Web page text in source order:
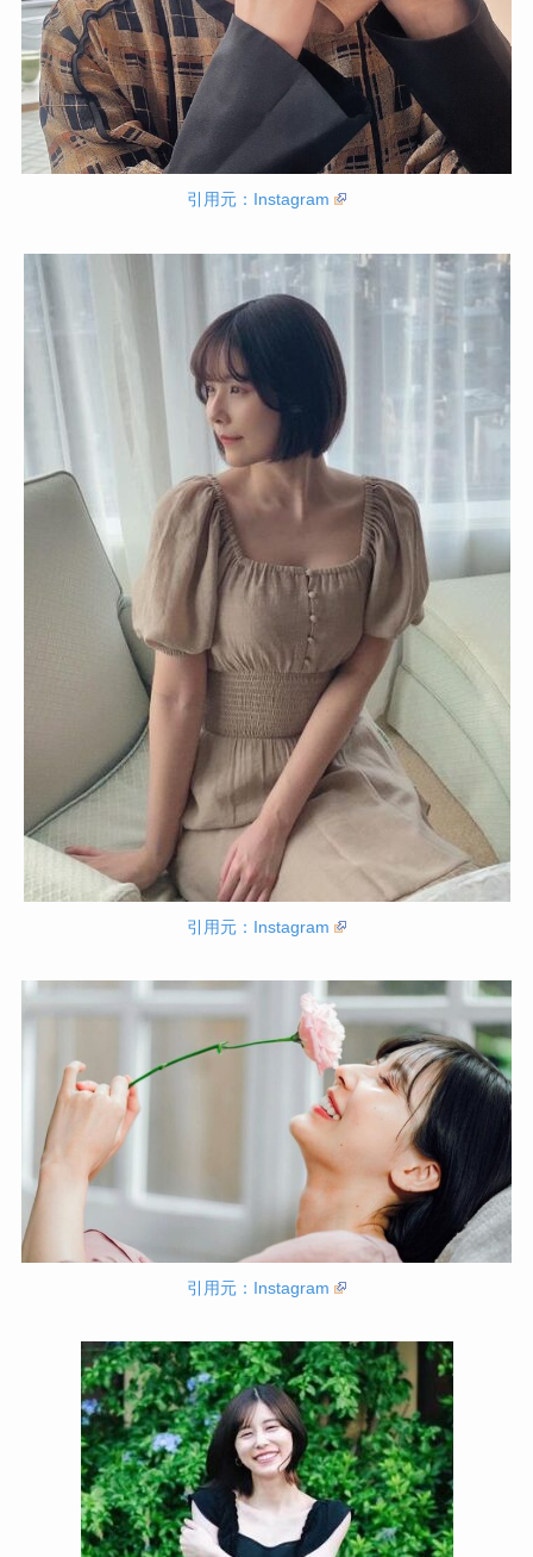
引用元：Instagram
引用元：Instagram
引用元：Instagram